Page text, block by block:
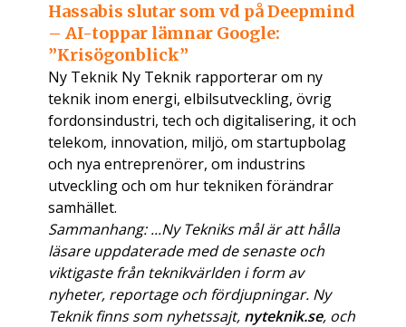
Hassabis slutar som vd på Deepmind
– AI-toppar lämnar Google:
”Krisögonblick”
Ny Teknik Ny Teknik rapporterar om ny
teknik inom energi, elbilsutveckling, övrig
fordonsindustri, tech och digitalisering, it och
telekom, innovation, miljö, om startupbolag
och nya entreprenörer, om industrins
utveckling och om hur tekniken förändrar
samhället.
Sammanhang: ...Ny Tekniks mål är att hålla
läsare uppdaterade med de senaste och
viktigaste från teknikvärlden i form av
nyheter, reportage och fördjupningar. Ny
Teknik finns som nyhetssajt, nyteknik.se, och